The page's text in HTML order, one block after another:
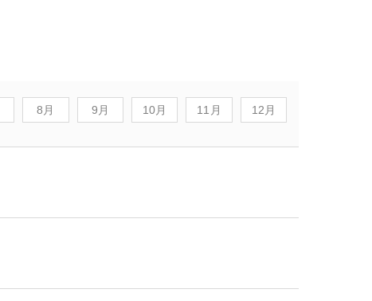
8月 9月 10月 11月 12月